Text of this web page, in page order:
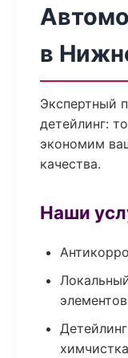
в
Экспертный
детейлинг:
экономим
качества.
Наши
элементов
химчистка